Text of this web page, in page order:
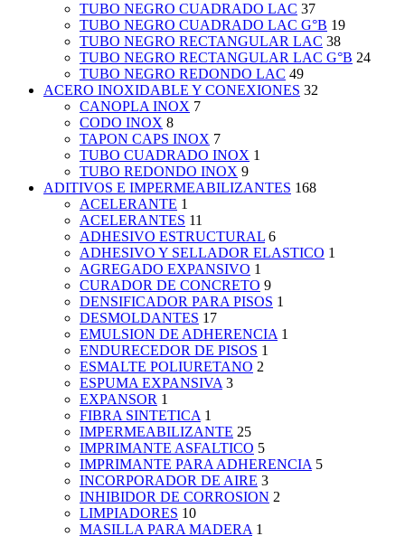
TUBO NEGRO CUADRADO LAC 37
TUBO NEGRO CUADRADO LAC G°B 19
TUBO NEGRO RECTANGULAR LAC 38
TUBO NEGRO RECTANGULAR LAC G°B 24
TUBO NEGRO REDONDO LAC 49
ACERO INOXIDABLE Y CONEXIONES 32
CANOPLA INOX 7
CODO INOX 8
TAPON CAPS INOX 7
TUBO CUADRADO INOX 1
TUBO REDONDO INOX 9
ADITIVOS E IMPERMEABILIZANTES 168
ACELERANTE 1
ACELERANTES 11
ADHESIVO ESTRUCTURAL 6
ADHESIVO Y SELLADOR ELASTICO 1
AGREGADO EXPANSIVO 1
CURADOR DE CONCRETO 9
DENSIFICADOR PARA PISOS 1
DESMOLDANTES 17
EMULSION DE ADHERENCIA 1
ENDURECEDOR DE PISOS 1
ESMALTE POLIURETANO 2
ESPUMA EXPANSIVA 3
EXPANSOR 1
FIBRA SINTETICA 1
IMPERMEABILIZANTE 25
IMPRIMANTE ASFALTICO 5
IMPRIMANTE PARA ADHERENCIA 5
INCORPORADOR DE AIRE 3
INHIBIDOR DE CORROSION 2
LIMPIADORES 10
MASILLA PARA MADERA 1